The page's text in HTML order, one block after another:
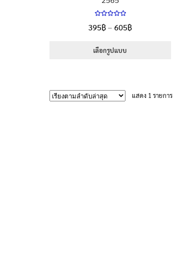
5.00 ตั้งแต่
395฿ – 605฿Price
เลือกรูปแบบ
multipleแสดง 1 รายการ